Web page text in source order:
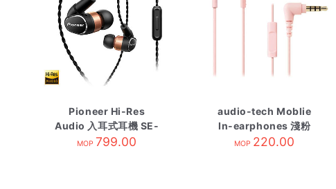
Pioneer Hi-Res
Audio 入耳式耳機 SE-
CH9T
MOP 799.00
audio-tech Moblie
In-earphones 淺粉
ATH-CK350is PK
MOP 220.00